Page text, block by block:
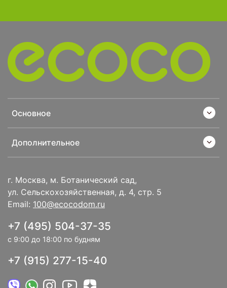
г. Москва, м. Ботанический сад,
ул. Сельскохозяйственная, д. 4, стр. 5
Email: 100@ecocodom.ru
+7 (495) 504-37-35
с 9:00 до 18:00 по будням
+7 (915) 277-15-40
Основное
Дополнительное